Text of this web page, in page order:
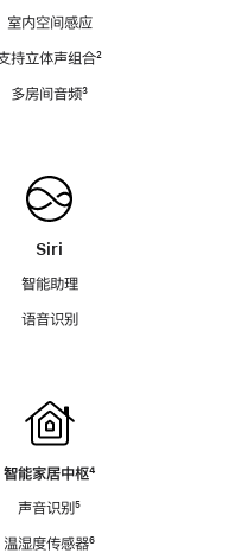
室内空间感应
持立体声组合脚
²
多房间音频脚
³
Siri
智能助理
语音识别
智能家居中枢脚
⁴
声音识别脚
⁵
温湿度传感器脚
⁶